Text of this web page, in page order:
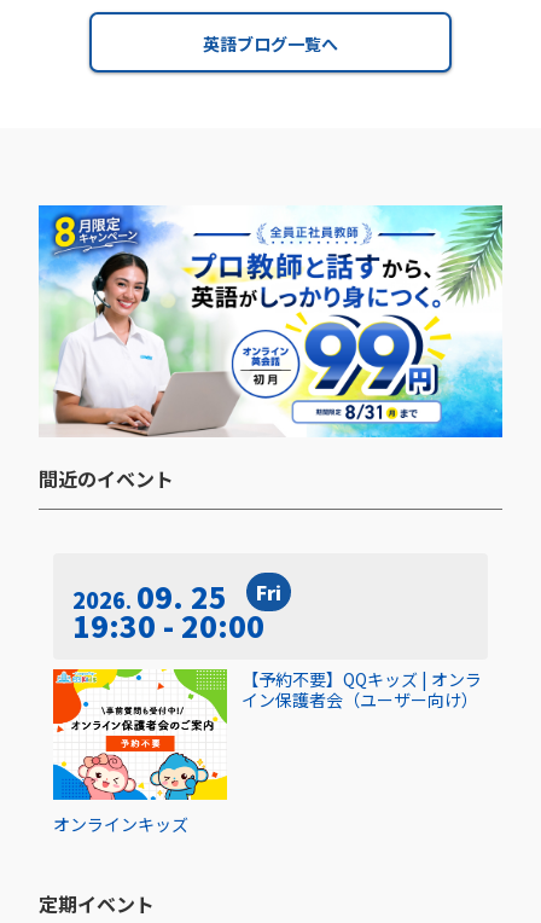
英語ブログ一覧へ
間近のイベント​
2026 09. 25 Fri
19:30 - 20:00
オンラインキッズ
【予約不要】QQキッズ | オンラ
イン保護者会（ユーザー向け）
定期イベント​